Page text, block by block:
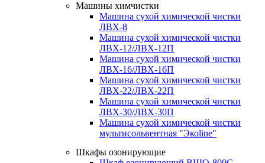
Машины химчистки
Машина сухой химической чистки
ЛВХ-8
Машина сухой химической чистки
ЛВХ-12/ЛВХ-12П
Машина сухой химической чистки
ЛВХ-16/ЛВХ-16П
Машина сухой химической чистки
ЛВХ-22/ЛВХ-22П
Машина сухой химической чистки
ЛВХ-30/ЛВХ-30П
Машина сухой химической чистки
мультисольвентная "Экоline"
Шкафы озонирующие